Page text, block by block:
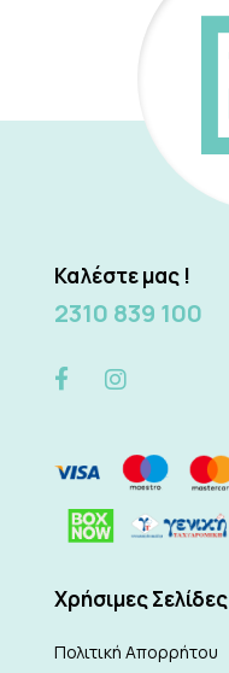
Καλέστε μας !
2310 839 100
Xρήσιμες Σελίδες
Πολιτική Απορρήτου